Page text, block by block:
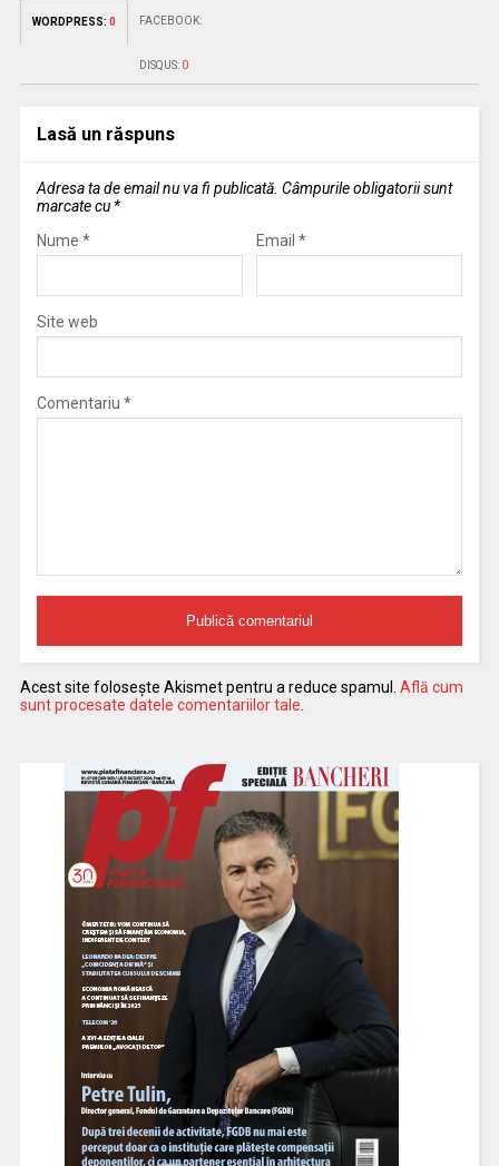
WORDPRESS: 0 FACEBOOK:
DISQUS: 0
Lasă un răspuns
Adresa ta de email nu va fi publicată. Câmpurile obligatorii sunt
marcate cu *
Nume * Email *
Site web
Comentariu *
Acest site folosește Akismet pentru a reduce spamul. Află cum
sunt procesate datele comentariilor tale